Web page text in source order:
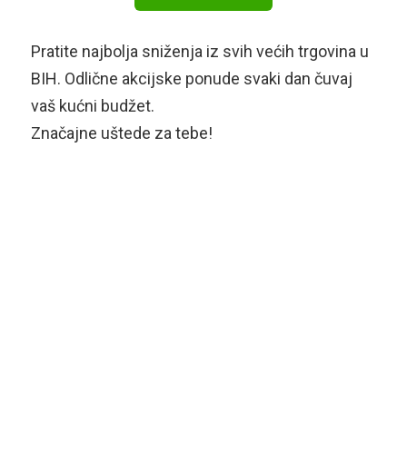
Pratite najbolja sniženja iz svih većih trgovina u
BIH. Odlične akcijske ponude svaki dan čuvaj
vaš kućni budžet.
Značajne uštede za tebe!